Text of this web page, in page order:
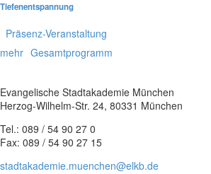
Tiefenentspannung
Präsenz-Veranstaltung
mehr Gesamtprogramm
Evangelische Stadtakademie München
Herzog-Wilhelm-Str. 24, 80331 München
Tel.: 089 / 54 90 27 0
Fax: 089 / 54 90 27 15
stadtakademie.muenchen@elkb.de